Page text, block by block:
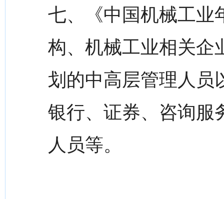
七、《中国机械工业
构、机械工业相关企
划的中高层管理人员
银行、证券、咨询服
人员等。